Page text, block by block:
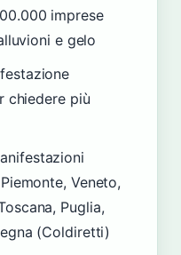
imprese
e gelo
chiedere più
Veneto,
Puglia,
(Coldiretti)